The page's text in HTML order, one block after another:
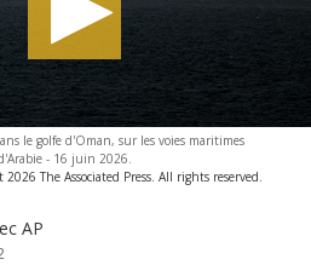
le golfe d'Oman, sur les voies maritimes
- 16 juin 2026.
2026 The Associated Press. All rights reserved.
AP